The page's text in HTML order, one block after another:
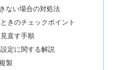
ない場合の対処法
きのチェックポイント
直す手順
定に関する解説
製